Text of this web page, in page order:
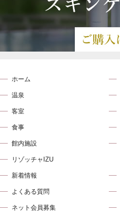
ホーム
温泉
客室
食事
館内施設
リゾッチャIZU
新着情報
よくある質問
ネット会員募集